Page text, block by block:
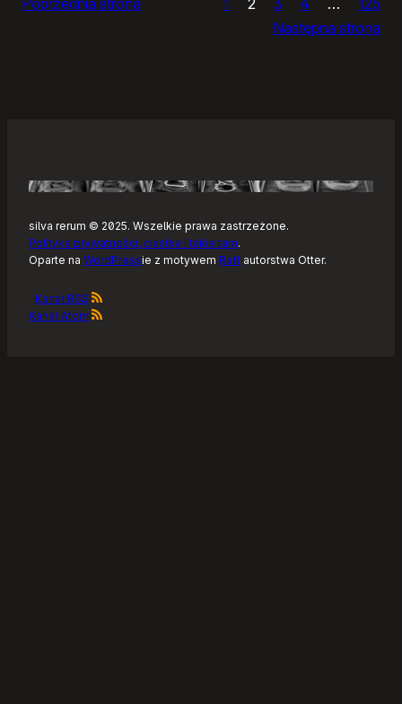
Następna strona
silva rerum © 2025. Wszelkie prawa zastrzeżone.
Polityka prywatności, ciastka i takie tam.
Oparte na WordPressie z motywem Raft autorstwa Otter.
Kanał RSS
Kanał Atom